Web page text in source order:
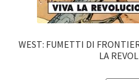
WEST: FUMETTI DI
LA